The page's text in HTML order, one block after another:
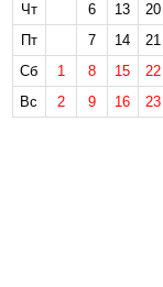
Чт
6 13
20
Пт
7 14
21
Сб
1 8 15
22
Вс
2 9 16 23